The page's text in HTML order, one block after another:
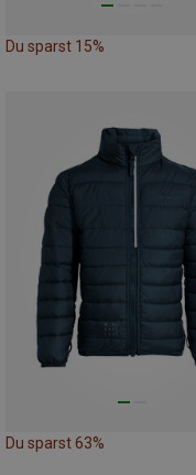
Du sparst 15%
Du sparst 63%